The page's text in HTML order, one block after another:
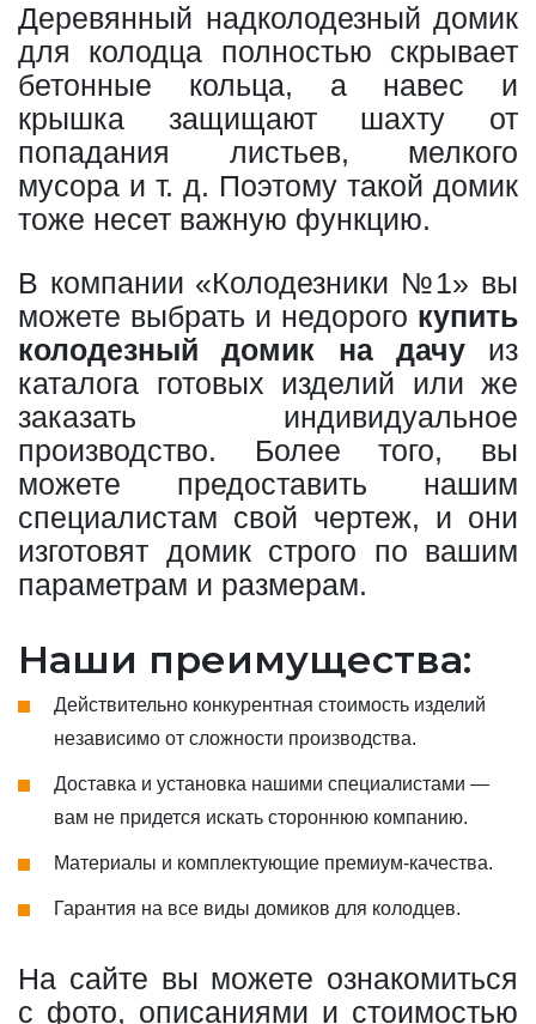
Деревянный надколодезный домик
для колодца полностью скрывает
бетонные кольца, а навес и
крышка защищают шахту от
попадания листьев, мелкого
мусора и т. д. Поэтому такой домик
тоже несет важную функцию.
В компании «Колодезники №1» вы
можете выбрать и недорого купить
колодезный домик на дачуиз
каталога готовых изделий или же
заказать индивидуальное
производство. Более того, вы
можете предоставить нашим
специалистам свой чертеж, и они
изготовят домик строго по вашим
параметрам и размерам.
Наши преимущества:
Действительно конкурентная стоимость изделий
независимо от сложности производства.
Доставка и установка нашими специалистами —
вам не придется искать стороннюю компанию.
Материалы и комплектующие премиум-качества.
Гарантия на все виды домиков для колодцев.
На сайте вы можете ознакомиться
с фото, описаниями и стоимостью